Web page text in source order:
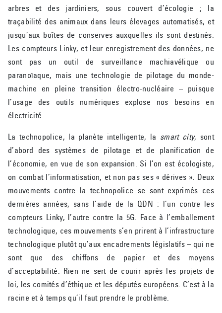
arbres et des jardiniers, sous couvert d’écologie ; la
traçabilité des animaux dans leurs élevages automatisés, et
jusqu’aux boîtes de conserves auxquelles ils sont destinés.
Les compteurs Linky, et leur enregistrement des données, ne
sont pas un outil de surveillance machiavélique ou
paranoïaque, mais une technologie de pilotage du monde-
machine en pleine transition électro-nucléaire – puisque
l’usage des outils numériques explose nos besoins en
électricité.
La technopolice, la planète intelligente, la smart city, sont
d’abord des systèmes de pilotage et de planification de
l’économie, en vue de son expansion. Si l’on est écologiste,
on combat l’informatisation, et non pas ses « dérives ». Deux
mouvements contre la technopolice se sont exprimés ces
dernières années, sans l’aide de la QDN : l’un contre les
compteurs Linky, l’autre contre la 5G. Face à l’emballement
technologique, ces mouvements s’en prirent à l’infrastructure
technologique plutôt qu’aux encadrements législatifs – qui ne
sont que des chiffons de papier et des moyens
d’acceptabilité. Rien ne sert de courir après les projets de
loi, les comités d’éthique et les députés européens. C’est à la
racine et à temps qu’il faut prendre le problème.